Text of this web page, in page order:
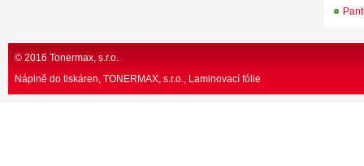
© 2016 Tonermax, s.r.o.
Náplně do tiskáren, TONERMAX, s.r.o. Laminovací fólie